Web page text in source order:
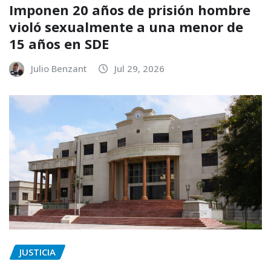
Imponen 20 años de prisión hombre
violó sexualmente a una menor de
15 años en SDE
Julio Benzant Jul 29, 2026
JUSTICIA